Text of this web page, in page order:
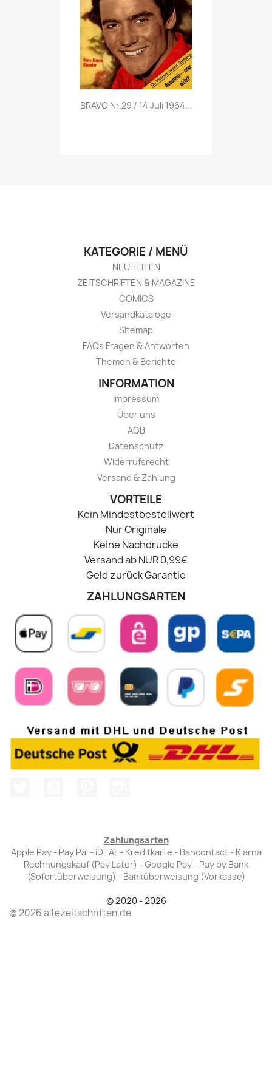
Vorschau
BRAVO Nr.29 / 14 Juli 1964...
KATEGORIE / MENÜ
NEUHEITEN
ZEITSCHRIFTEN & MAGAZINE
COMICS
Versandkataloge
Sitemap
FAQs Fragen & Antworten
Themen & Berichte
INFORMATION
Impressum
Über uns
AGB
Datenschutz
Widerrufsrecht
Versand & Zahlung
VORTEILE
Kein Mindestbestellwert
Nur Originale
Keine Nachdrucke
Versand ab NUR 0,99€
Geld zurück Garantie
ZAHLUNGSARTEN
Zahlungsarten
Apple Pay - Pay Pal - iDEAL - Kreditkarte - Bancontact - Klarna
Rechnungskauf (Pay Later) - Google Pay - Pay by Bank
(Sofortüberweisung) - Banküberweisung (Vorkasse)
© 2020 - 2026
© 2026 altezeitschriften.de